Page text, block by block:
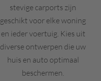
stevige carports zijn
geschikt voor elke woning
en ieder voertuig. Kies uit
diverse ontwerpen die uw
huis en auto optimaal
beschermen.